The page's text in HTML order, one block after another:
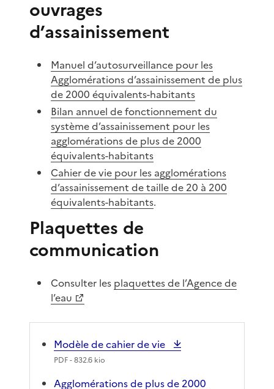
ouvrages
d’assainissement
Manuel d’autosurveillance pour les
Agglomérations d’assainissement de plus
de 2000 équivalents-habitants
Bilan annuel de fonctionnement du
système d’assainissement pour les
agglomérations de plus de 2000
équivalents-habitants
Cahier de vie pour les agglomérations
d’assainissement de taille de 20 à 200
équivalents-habitants.
Plaquettes de
communication
Consulter les plaquettes de l’Agence de
l’eau
Modèle de cahier de vie
PDF- 832.6 kio
Agglomérations de plus de 2000